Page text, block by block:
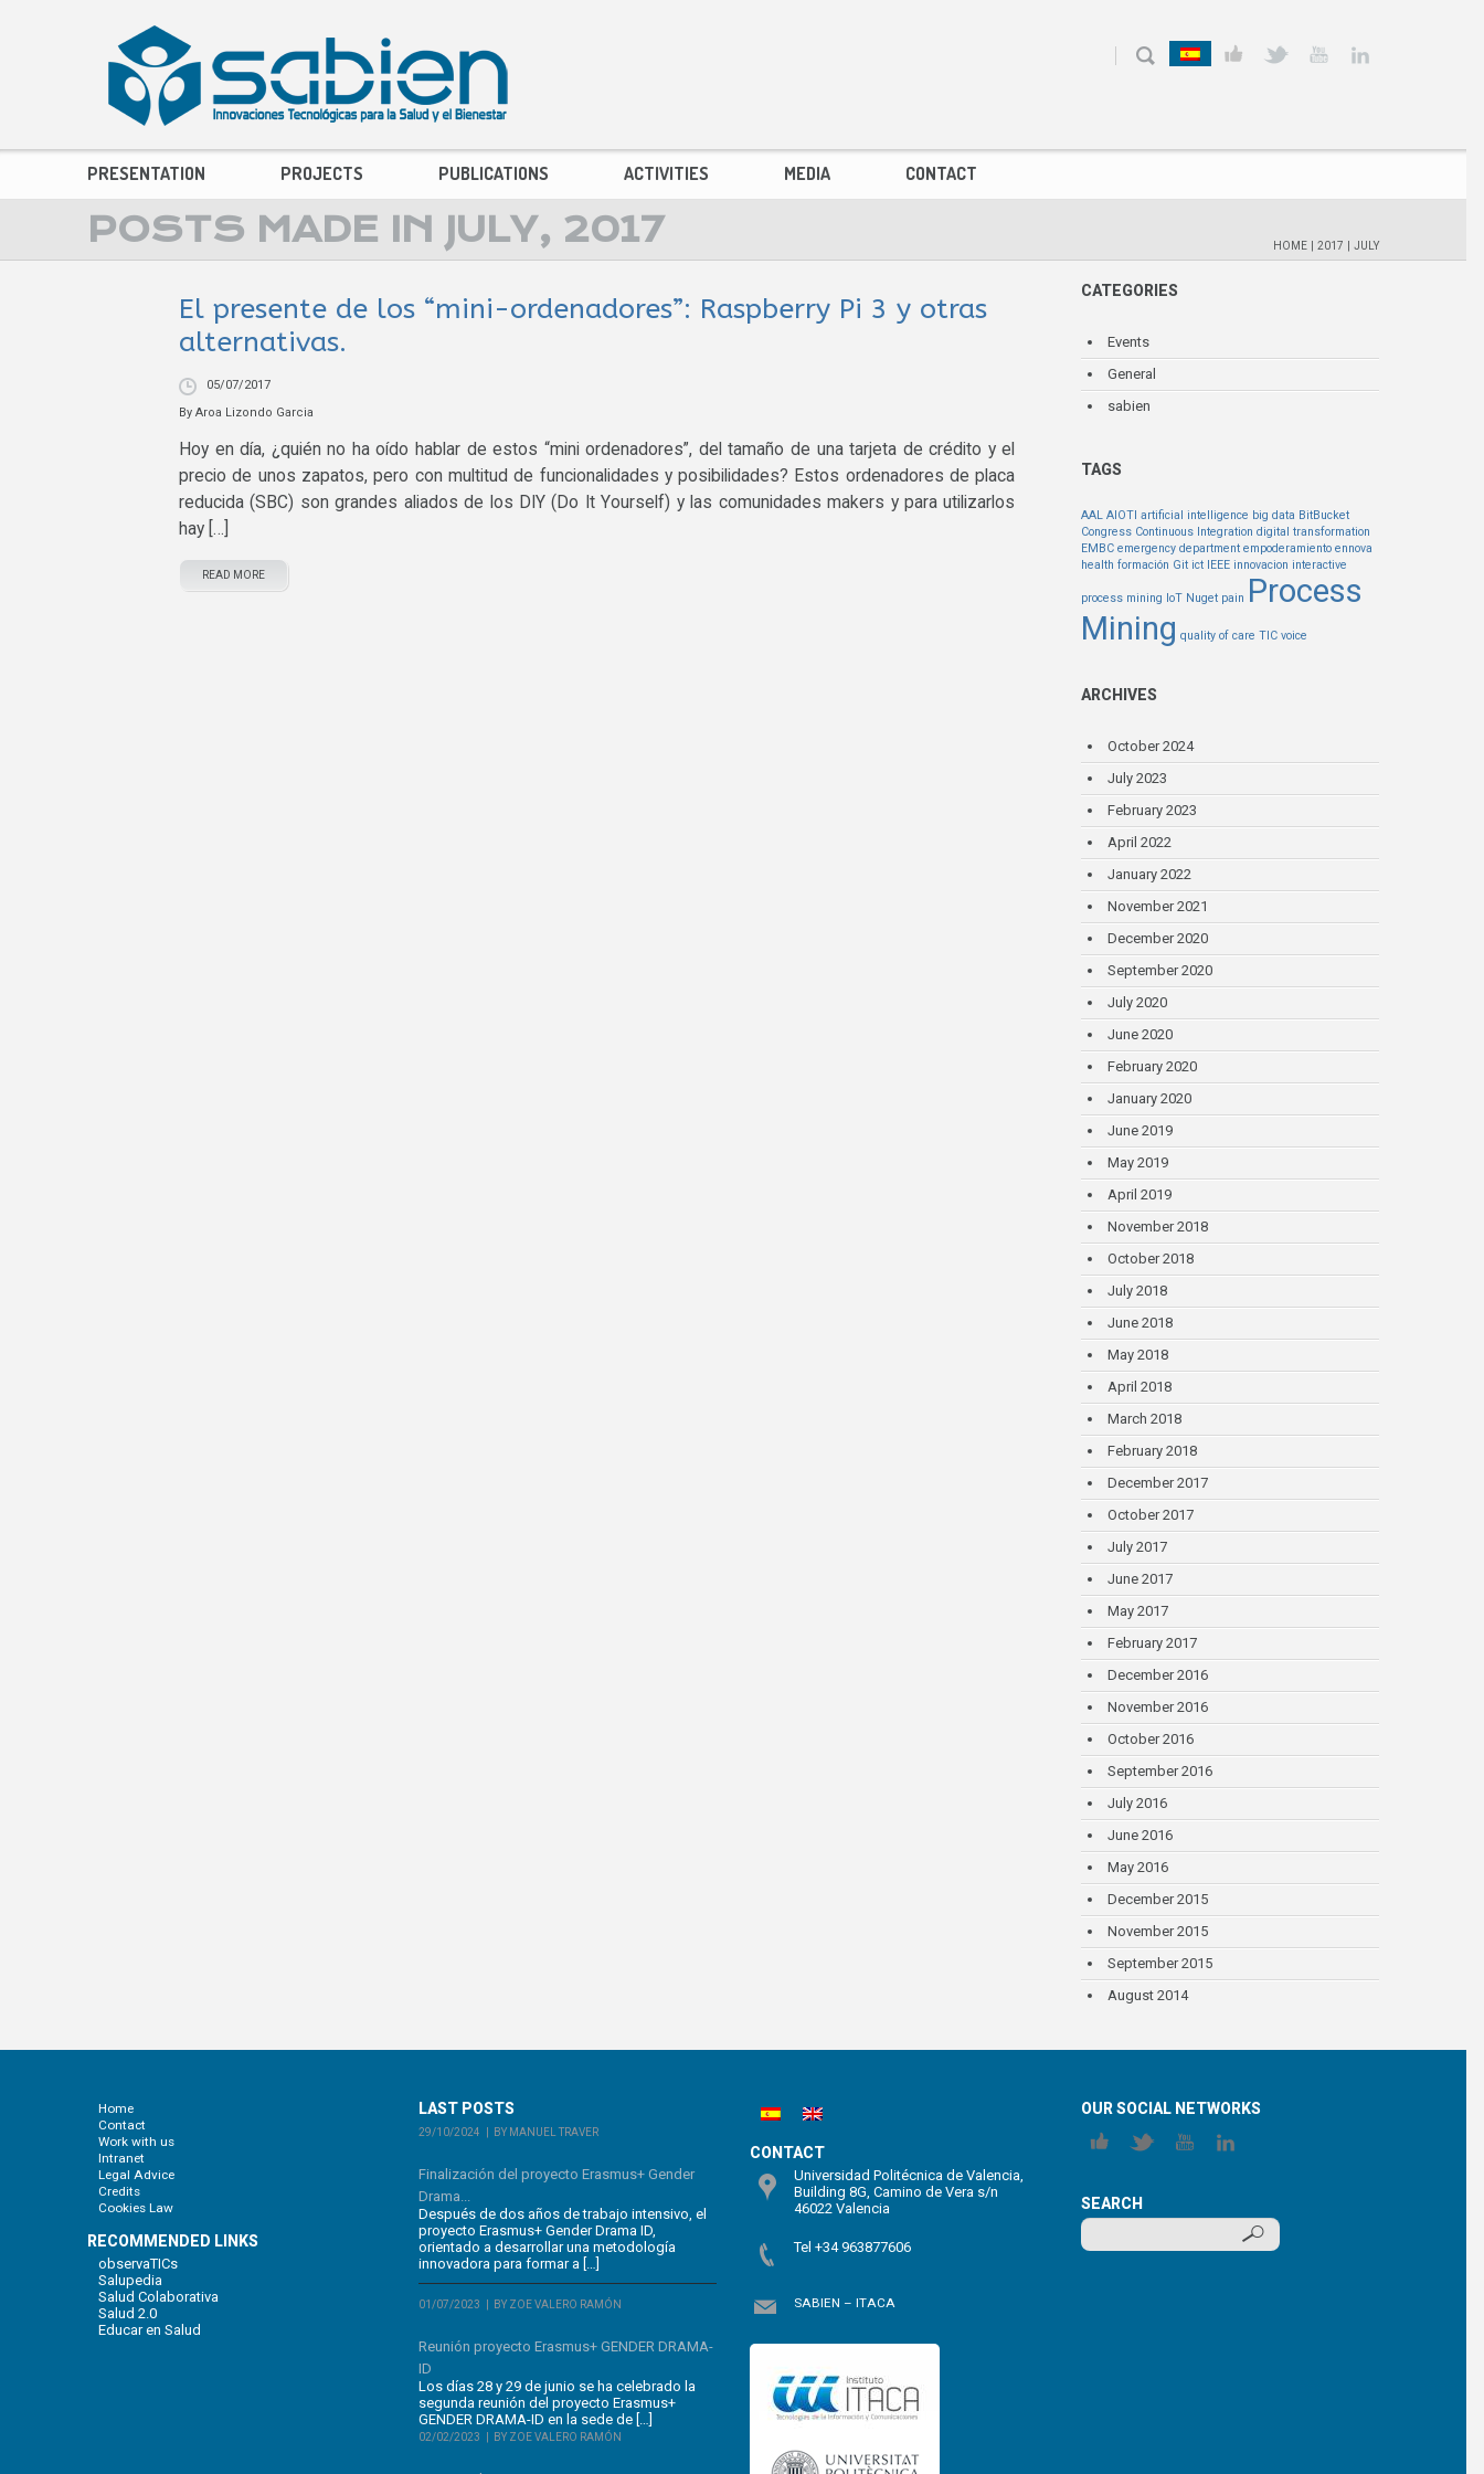
PRESENTATION PROJECTS PUBLICATIONS ACTIVITIES MEDIA CONTACT
POSTS MADE IN JULY, 2017 HOME 2017 JULY
El presente de los “mini-ordenadores”: Raspberry Pi 3 y otras
alternativas.
05/07/2017
By Aroa Lizondo Garcia
Hoy en día, ¿quién no ha oído hablar de estos “mini ordenadores”, del tamaño de una tarjeta de crédito y el
precio de unos zapatos, pero con multitud de funcionalidades y posibilidades? Estos ordenadores de placa
reducida (SBC) son grandes aliados de los DIY (Do It Yourself) y las comunidades makers y para utilizarlos
hay […]
READ MORE
CATEGORIES
Events
General
sabien
TAGS
AAL AIOTI artificial intelligence big data BitBucket
Congress Continuous Integration digital transformation
EMBC emergency department empoderamiento ennova
health formación Git ict IEEE innovacion interactive
process mining IoT Nuget pain Process
Mining quality of care TIC voice
ARCHIVES
October 2024
July 2023
February 2023
April 2022
January 2022
November 2021
December 2020
September 2020
July 2020
June 2020
February 2020
January 2020
June 2019
May 2019
April 2019
November 2018
October 2018
July 2018
June 2018
May 2018
April 2018
March 2018
February 2018
December 2017
October 2017
July 2017
June 2017
May 2017
February 2017
December 2016
November 2016
October 2016
September 2016
July 2016
June 2016
May 2016
December 2015
November 2015
September 2015
August 2014
Home
Contact
Work with us
Intranet
Legal Advice
Credits
Cookies Law
RECOMMENDED LINKS
observaTICs
Salupedia
Salud Colaborativa
Salud 2.0
Educar en Salud
LAST POSTS
29/10/2024 BY MANUEL TRAVER
Finalización del proyecto Erasmus+ Gender
Drama...
Después de dos años de trabajo intensivo, el
proyecto Erasmus+ Gender Drama ID,
orientado a desarrollar una metodología
innovadora para formar a […]
01/07/2023 BY ZOE VALERO RAMÓN
Reunión proyecto Erasmus+ GENDER DRAMA-
ID
Los días 28 y 29 de junio se ha celebrado la
segunda reunión del proyecto Erasmus+
GENDER DRAMA-ID en la sede de […]
02/02/2023 BY ZOE VALERO RAMÓN
CONTACT
Universidad Politécnica de Valencia,
Building 8G, Camino de Vera s/n
46022 Valencia
Tel +34 963877606
SABIEN – ITACA
OUR SOCIAL NETWORKS
SEARCH